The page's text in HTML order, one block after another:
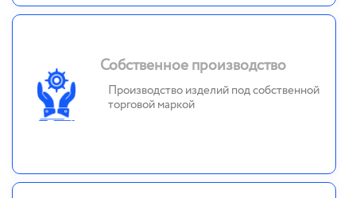
Собственное производство
Производство изделий под собственной
торговой маркой